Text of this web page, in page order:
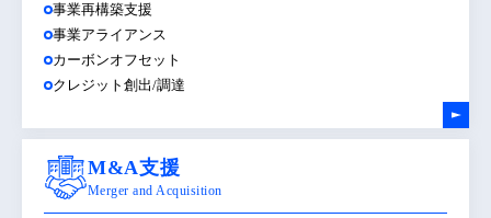
事業再構築支援
事業アライアンス
カーボンオフセット
クレジット創出/調達
M&A支援
Merger and Acquisition